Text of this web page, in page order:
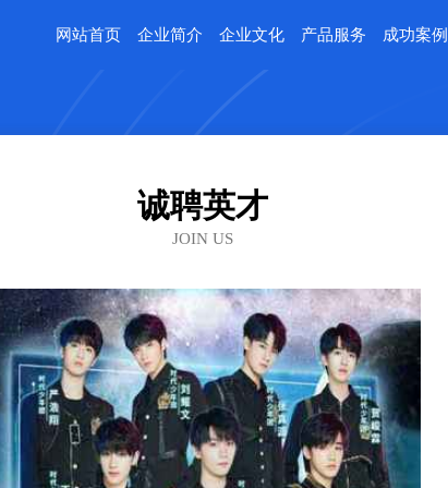
网站首页 企业简介 企业文化 产品服务 成功案例
诚聘英才
JOIN US